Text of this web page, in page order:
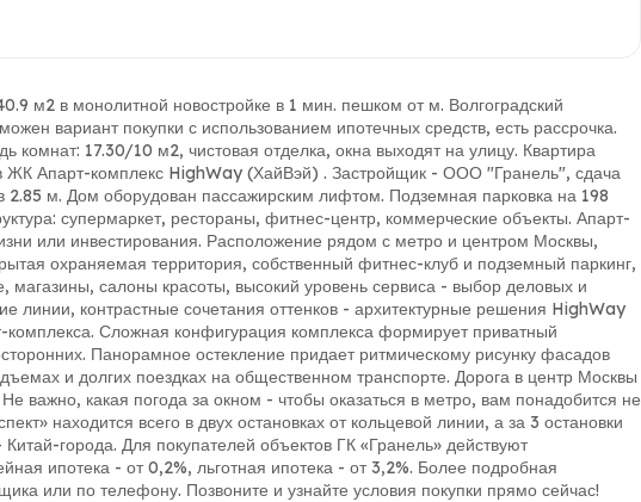
м2 в монолитной новостройке в 1 мин. пешком от м. Волгоградский
вариант покупки с использованием ипотечных средств, есть рассрочка.
17.30/10 м2, чистовая отделка, окна выходят на улицу. Квартира
ЖК Апарт-комплекс HighWay (ХайВэй) . Застройщик - ООО "Гранель", сдача
2.85 м. Дом оборудован пассажирским лифтом. Подземная парковка на 198
супермаркет, рестораны, фитнес-центр, коммерческие объекты. Апарт-
или инвестирования. Расположение рядом с метро и центром Москвы,
охраняемая территория, собственный фитнес-клуб и подземный паркинг,
салоны красоты, высокий уровень сервиса - выбор деловых и
линии, контрастные сочетания оттенков - архитектурные решения HighWay
Сложная конфигурация комплекса формирует приватный
Панорамное остекление придает ритмическому рисунку фасадов
и долгих поездках на общественном транспорте. Дорога в центр Москвы
важно, какая погода за окном - чтобы оказаться в метро, вам понадобится не
находится всего в двух остановках от кольцевой линии, а за 3 остановки
города. Для покупателей объектов ГК «Гранель» действуют
ипотека - от 0,2%, льготная ипотека - от 3,2%. Более подробная
или по телефону. Позвоните и узнайте условия покупки прямо сейчас!